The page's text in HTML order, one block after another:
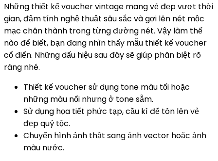
Những thiết kế voucher vintage mang vẻ đẹp vượt thời
gian, đậm tính nghệ thuật sâu sắc và gợi lên nét mộc
mạc chân thành trong từng đường nét. Vậy làm thế
nào để biết, bạn đang nhìn thấy mẫu thiết kế voucher
cổ điển. Những dấu hiệu sau đây sẽ giúp phân biệt rõ
ràng nhé.
Thiết kế voucher sử dụng tone màu tối hoặc
những màu nổi nhưng ở tone sẫm.
Sử dụng họa tiết phức tạp, cầu kì để tôn lên vẻ
đẹp quý tộc.
Chuyển hình ảnh thật sang ảnh vector hoặc ảnh
màu nước.